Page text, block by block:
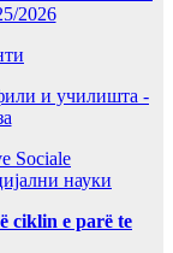
2026
и училишта -
Sociale
науки
ciklin e parë te